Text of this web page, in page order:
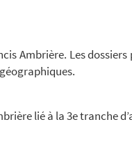
Ambrière. Les
lié à la 3e tranche